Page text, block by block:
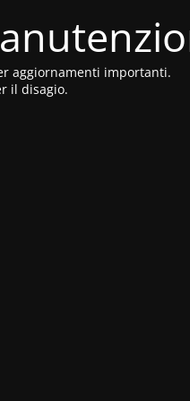
aggiornamenti importanti.
il disagio.